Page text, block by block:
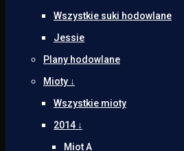
Wszystkie suki hodowlane
Jessie
Plany hodowlane
Mioty ↓
Wszystkie mioty
2014 ↓
Miot A